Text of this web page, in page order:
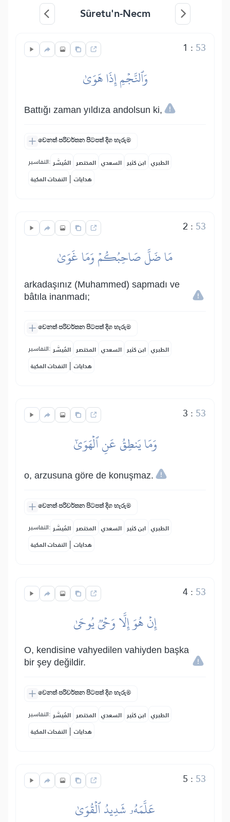
Sûretu'n-Necm
1 : 53
وَٱلنَّجۡمِ إِذَا هَوَىٰ
Battığı zaman yıldıza andolsun ki,
වෙනත් පරිවර්තන පිටපත් දිග හැරුම
التفاسير: المُيسَّر المختصر السعدي ابن كثير الطبري
النفحات المكية | هدايات
2 : 53
مَا ضَلَّ صَاحِبُكُمۡ وَمَا غَوَىٰ
arkadaşınız (Muhammed) sapmadı ve
bâtıla inanmadı;
වෙනත් පරිවර්තන පිටපත් දිග හැරුම
التفاسير: المُيسَّر المختصر السعدي ابن كثير الطبري
النفحات المكية | هدايات
3 : 53
وَمَا يَنطِقُ عَنِ ٱلۡهَوَىٰٓ
o, arzusuna göre de konuşmaz.
වෙනත් පරිවර්තන පිටපත් දිග හැරුම
التفاسير: المُيسَّر المختصر السعدي ابن كثير الطبري
النفحات المكية | هدايات
4: 53
إِنۡ هُوَ إِلَّا وَحۡيٞ يُوحَىٰ
O, kendisine vahyedilen vahiyden başka
bir şey değildir.
වෙනත් පරිවර්තන පිටපත් දිග හැරුම
التفاسير: المُيسَّر المختصر السعدي ابن كثير الطبري
النفحات المكية | هدايات
5 : 53
عَلَّمَهُۥ شَدِيدُ ٱلۡقُوَىٰ